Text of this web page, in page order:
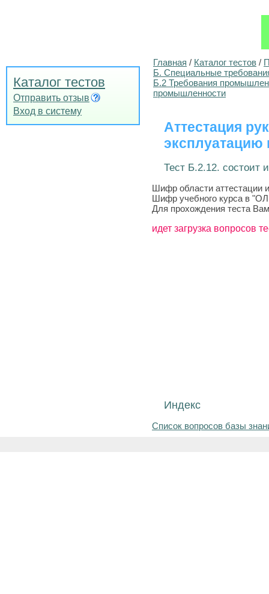
Каталог тестов
Отправить отзыв
Вход в систему
Главная / Каталог тестов /
Б. Специальные
Б.2 Требования
промышленности
Аттестация
эксплуатацию
Тест Б.2.12. состоит
Шифр области аттестации
Шифр учебного курса в
Для прохождения теста
идет загрузка вопросов
Индекс
Список вопросов базы